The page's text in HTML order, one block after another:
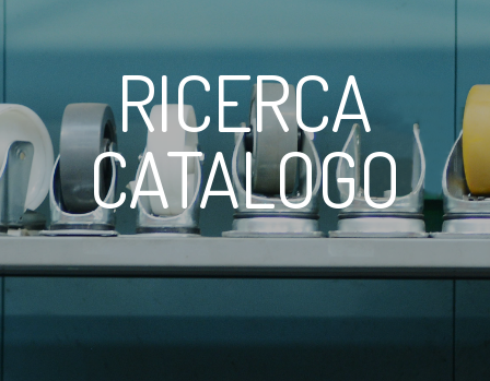
RICERCA
CATALOGO